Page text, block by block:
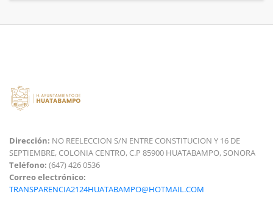
Dirección: NO REELECCION S/N ENTRE CONSTITUCION Y 16 DE
SEPTIEMBRE, COLONIA CENTRO, C.P 85900 HUATABAMPO, SONORA
Teléfono: (647) 426 0536
Correo electrónico:
TRANSPARENCIA2124HUATABAMPO@HOTMAIL.COM